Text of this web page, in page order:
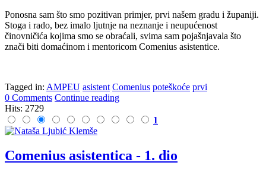
Ponosna sam što smo pozitivan primjer, prvi našem gradu i županiji.
Stoga i rado, bez imalo ljutnje na neznanje i neupućenost
činovničića kojima smo se obraćali, svima sam pojašnjavala što
znači biti domaćinom i mentoricom Comenius asistentice.
Tagged in: AMPEU asistent Comenius poteškoće prvi
0 Comments Continue reading
Hits: 2729
1
Comenius asistentica - 1. dio